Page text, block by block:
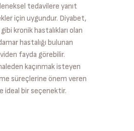
tedavilere yanıt
için uygundur. Diyabet,
kronik hastalıkları olan
hastalığı bulunan
fayda görebilir.
kaçınmak isteyen
süreçlerine önem veren
ideal bir seçenektir.